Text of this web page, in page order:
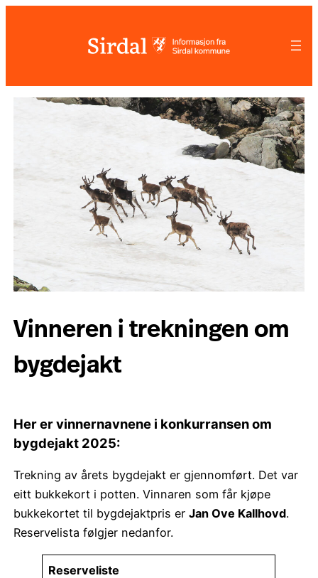
Vinneren i trekningen om
bygdejakt
Her er vinnernavnene i konkurransen om
bygdejakt 2025:
Trekning av årets bygdejakt er gjennomført. Det var
eitt bukkekort i potten. Vinnaren som får kjøpe
bukkekortet til bygdejaktpris erJan Ove Kallhovd.
Reservelista følgjer nedanfor.
Reserveliste